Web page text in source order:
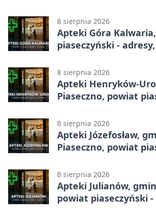
8 sierpnia 2026
Apteki Góra
piaseczyński -
8 sierpnia 2026
Apteki Henryków-
Piaseczno, powiat
8 sierpnia 2026
Apteki Józefosław,
Piaseczno, powiat
8 sierpnia 2026
Apteki Julianów,
powiat piaseczyński -